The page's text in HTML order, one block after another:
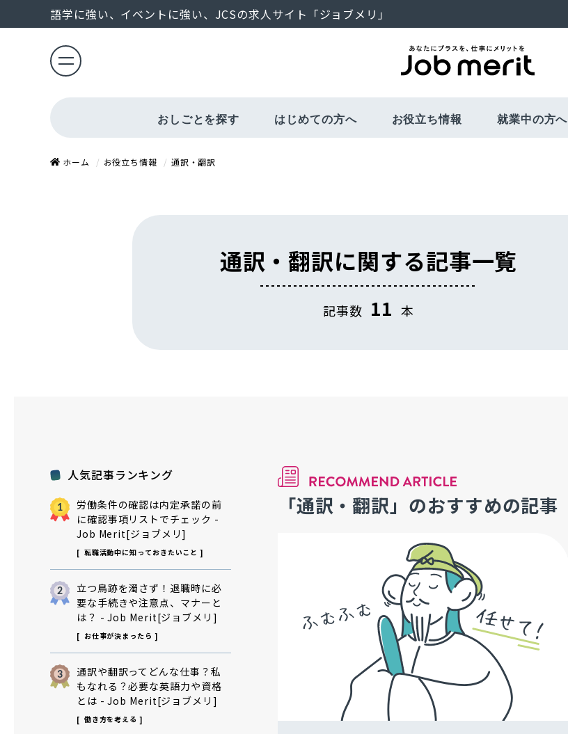
語学に強い、イベントに強い、JCSの求人サイト「ジョブメリ」
おしごとを探す はじめての方へ お役立ち情報 就業中の方へ
給与・勤怠管理
ホーム お役立ち情報 通訳・翻訳
通訳・翻訳に関する記事一覧
記事数 11 本
人気記事ランキング
労働条件の確認は内定承諾の前
に確認事項リストでチェック -
Job Merit[ジョブメリ]
転職活動中に知っておきたいこと
立つ鳥跡を濁さず！退職時に必
要な手続きや注意点、マナーと
は？ - Job Merit[ジョブメリ]
お仕事が決まったら
通訳や翻訳ってどんな仕事？私
もなれる？必要な英語力や資格
とは - Job Merit[ジョブメリ]
働き方を考える
「通訳・翻訳」のおすすめの記事